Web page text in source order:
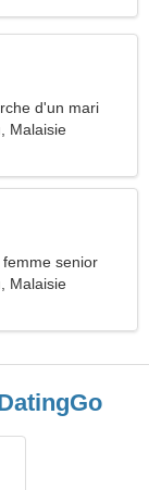
d'un mari
Malaisie
senior
Malaisie